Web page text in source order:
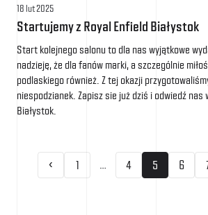
18 lut 2025
Startujemy z Royal Enfield Białystok
Start kolejnego salonu to dla nas wyjątkowe
nadzieję, że dla fanów marki, a szczególnie
podlaskiego również. Z tej okazji
niespodzianek. Zapisz sie już dziś i odwiedź nas
Białystok.
‹ 1 4 5 6